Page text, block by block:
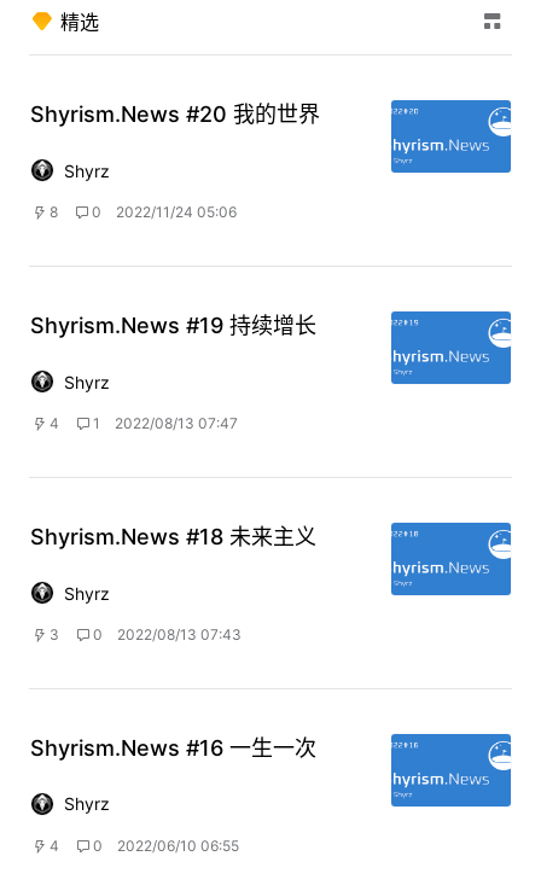
精选
Shyrism.News #20 我的世界
Shyrz
8 0 2022/11/24 05:06
Shyrism.News #19 持续增长
Shyrz
4 1 2022/08/13 07:47
Shyrism.News #18 未来主义
Shyrz
3 0 2022/08/13 07:43
Shyrism.News #16 一生一次
Shyrz
4 0 2022/06/10 06:55